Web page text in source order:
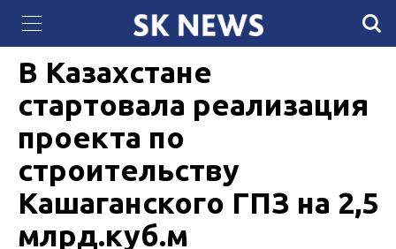
«The Games of the Future Astana 2026
powered by Samruk-Kazyna»: спорт пен технология
тоғысқанда
12 ИЮНЯ 2026, 17:17 293
В Казахстане
стартовала реализация
проекта по
строительству
Кашаганского ГПЗ на 2,5
млрд.куб.м